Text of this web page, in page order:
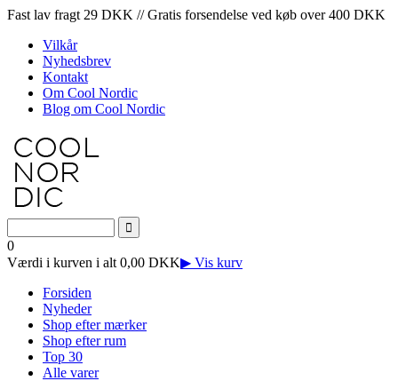
Fast lav fragt 29 DKK // Gratis forsendelse ved køb over 400 DKK
Vilkår
Nyhedsbrev
Kontakt
Om Cool Nordic
Blog om Cool Nordic
0
Værdi i kurven i alt 0,00 DKK▶ Vis kurv
Forsiden
Nyheder
Shop efter mærker
Shop efter rum
Top 30
Alle varer